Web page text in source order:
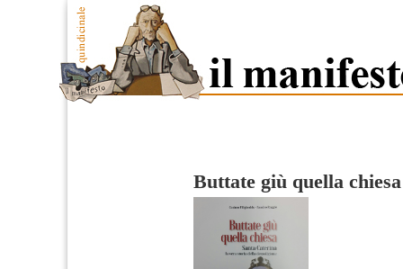
Buttate giù quella chiesa